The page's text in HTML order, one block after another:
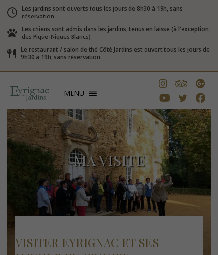
Les jardins sont ouverts tous les jours de 8h30 à 19h, sans
réservation.
Les chiens sont admis dans les jardins, tenus en laisse (à l'exception
des Pique-Niques Blancs)
Le restaurant / salon de thé Côté Jardins est ouvert tous les jours de
9h30 à 19h, sans réservation.
MENU
MA VISITE
VISITER EYRIGNAC ET SES